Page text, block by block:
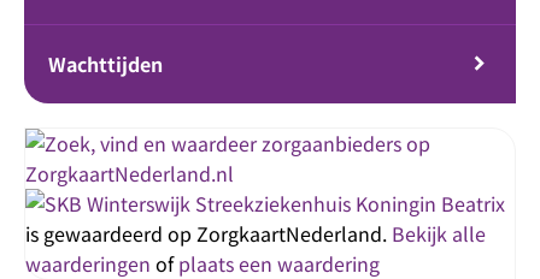
Wachttijden
Streekziekenhuis Koningin Beatrix
is gewaardeerd op ZorgkaartNederland. Bekijk alle
waarderingen ofplaats een waardering